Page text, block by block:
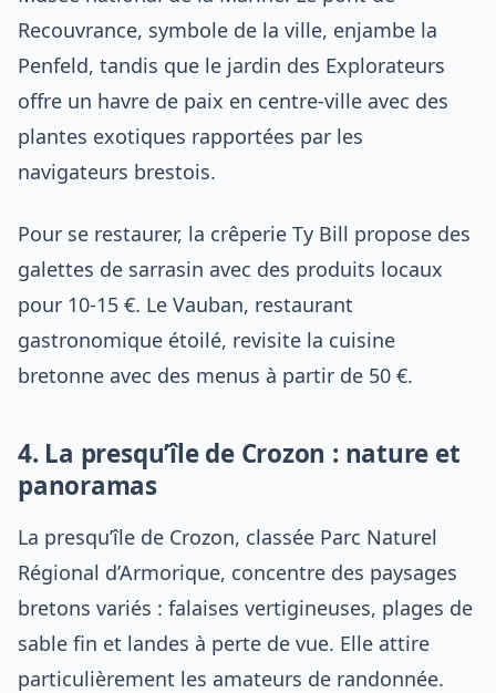
Recouvrance, symbole de la ville, enjambe la
Penfeld, tandis que le jardin des Explorateurs
offre un havre de paix en centre-ville avec des
plantes exotiques rapportées par les
navigateurs brestois.
Pour se restaurer, la crêperie Ty Bill propose des
galettes de sarrasin avec des produits locaux
pour 10-15 €. Le Vauban, restaurant
gastronomique étoilé, revisite la cuisine
bretonne avec des menus à partir de 50 €.
4. La presqu’île de Crozon : nature et
panoramas
La presqu’île de Crozon, classée Parc Naturel
Régional d’Armorique, concentre des paysages
bretons variés : falaises vertigineuses, plages de
sable fin et landes à perte de vue. Elle attire
particulièrement les amateurs de randonnée.